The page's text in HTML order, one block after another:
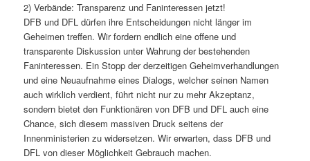
2) Verbände: Transparenz und Faninteressen jetzt!
DFB und DFL dürfen ihre Entscheidungen nicht länger im
Geheimen treffen. Wir fordern endlich eine offene und
transparente Diskussion unter Wahrung der bestehenden
Faninteressen. Ein Stopp der derzeitigen Geheimverhandlungen
und eine Neuaufnahme eines Dialogs, welcher seinen Namen
auch wirklich verdient, führt nicht nur zu mehr Akzeptanz,
sondern bietet den Funktionären von DFB und DFL auch eine
Chance, sich diesem massiven Druck seitens der
Innenministerien zu widersetzen. Wir erwarten, dass DFB und
DFL von dieser Möglichkeit Gebrauch machen.